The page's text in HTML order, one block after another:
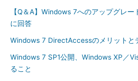
【Q＆A】Windows 7へのアップグレ
に回答
Windows 7 DirectAccessのメリットと
Windows 7 SP1公開、Windows XP／
ること